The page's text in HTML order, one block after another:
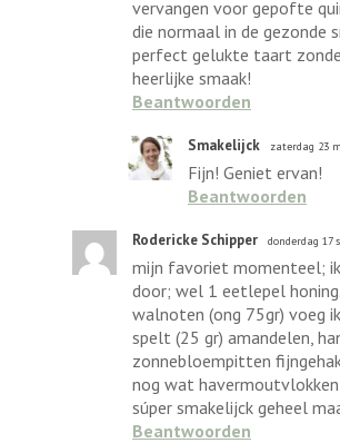
vervangen voor gepofte
die normaal in de gezonde
perfect gelukte taart
heerlijke smaak!
Beantwoorden
Smakelijck zaterdag 23
Fijn! Geniet ervan!
Beantwoorden
Rodericke Schipper donderdag 17
mijn favoriet momenteel;
door; wel 1 eetlepel
walnoten (ong 75gr) voeg
spelt (25 gr) amandelen,
zonnebloempitten
nog wat
súper smakelijck geheel
Beantwoorden